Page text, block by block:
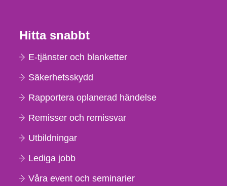
Hitta snabbt
E-tjänster och blanketter
Säkerhetsskydd
Rapportera oplanerad händelse
Remisser och remissvar
Utbildningar
Lediga jobb
Våra event och seminarier